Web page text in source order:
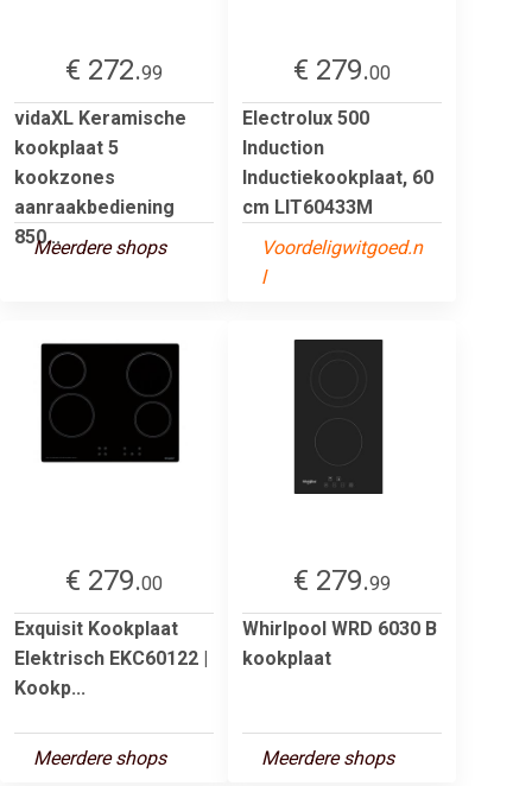
€ 272.99
vidaXL Keramische
kookplaat 5
kookzones
aanraakbediening
850...
Meerdere shops
€ 279.00
Electrolux 500
Induction
Inductiekookplaat, 60
cm LIT60433M
Voordeligwitgoed.n
l
€ 279.00
Exquisit Kookplaat
Elektrisch EKC60122 |
Kookp...
Meerdere shops
€ 279.99
Whirlpool WRD 6030 B
kookplaat
Meerdere shops